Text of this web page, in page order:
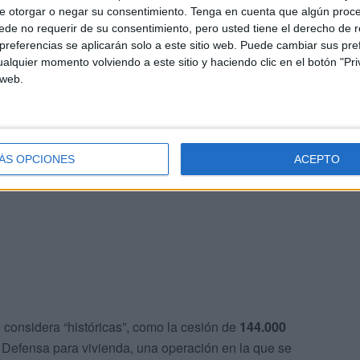
otorgar o negar su consentimiento. Tenga en cuenta que algún
no requerir de su consentimiento, pero usted tiene el derecho de
se aplicarán solo a este sitio web. Puede cambiar sus
momento volviendo a este sitio y haciendo clic en el botón
OPCIONES ACEPTO
ya ejecutadas
18 ministeriosen el encuentro, en el que también
la Delegación del Gobierno, calificando la reunión
que más del80% de las medidasdel plan están
queda un año para completar muchas de ellas y
“históricas”, como la cesión de 144.000
para vivienda, una operación en la que se